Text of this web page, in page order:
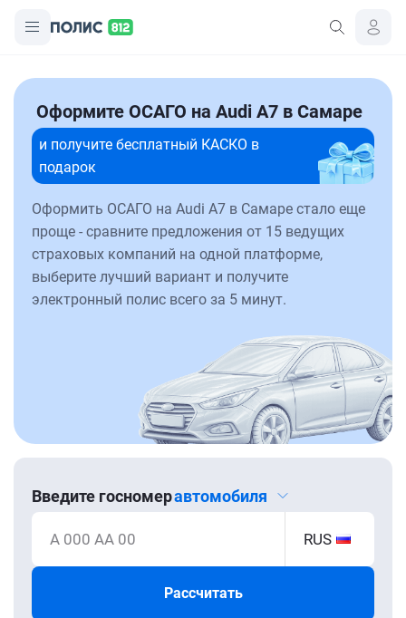
Оформите ОСАГО на Audi A7 в Самаре
и получите бесплатный КАСКО в
подарок
Оформить ОСАГО на Audi A7 в Самаре стало еще
проще - сравните предложения от 15 ведущих
страховых компаний на одной платформе,
выберите лучший вариант и получите
электронный полис всего за 5 минут.
Введите госномеравтомобиля
А 000 АА 00 RUS
Рассчитать